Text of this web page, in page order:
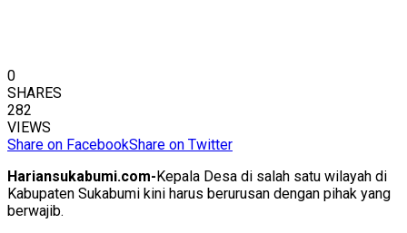
0
SHARES
282
VIEWS
Share on FacebookShare on Twitter
Hariansukabumi.com-Kepala Desa di salah satu wilayah di
Kabupaten Sukabumi kini harus berurusan dengan pihak yang
berwajib.